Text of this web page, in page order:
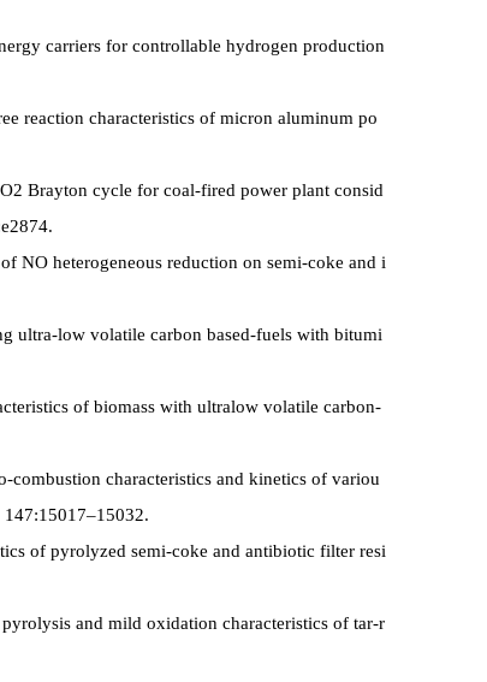
carriers for controllable hydrogen production
reaction characteristics of micron aluminum po
Brayton cycle for coal-fired power plant consid
NO heterogeneous reduction on semi-coke and i
ultra-low volatile carbon based-fuels with bitumi
of biomass with ultralow volatile carbon-
characteristics and kinetics of variou
of pyrolyzed semi-coke and antibiotic filter resi
and mild oxidation characteristics of tar-r